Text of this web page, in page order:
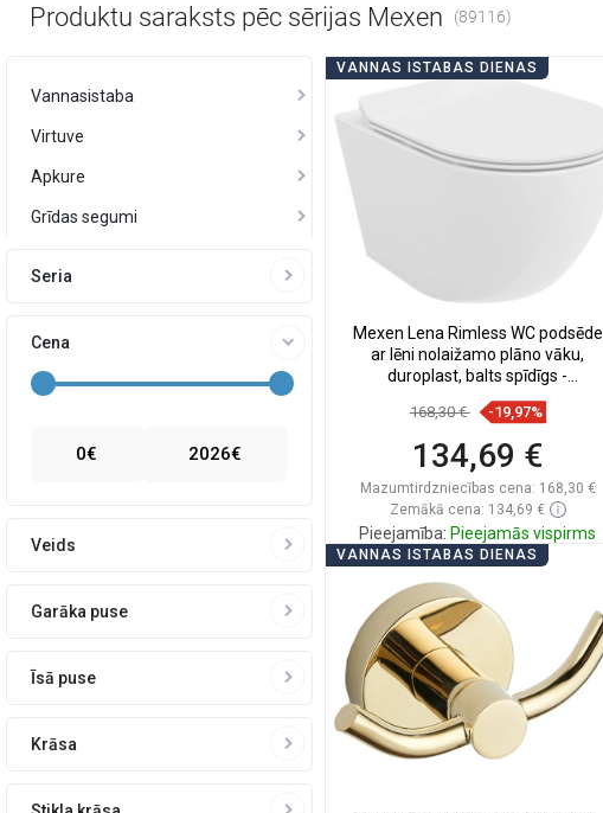
Produktu saraksts pēc sērijas Mexen (89116)
Vannasistaba
Virtuve
Apkure
Grīdas segumi
Seria
Cena
0€ 2026€
Veids
Garāka puse
Īsā puse
Krāsa
VANNAS ISTABAS DIENAS
Mexen Lena Rimless WC podsēde
ar lēni nolaižamo plāno vāku,
duroplast, balts spīdīgs -
30224000
168,30 € -19,97%
134,69 €
Mazumtirdzniecības cena: 168,30 €
Zemākā cena: 134,69 €
Pieejamība: Pieejamās vispirms
Ielikt grozā
favorite_border
Salīdzināt
VANNAS ISTABAS DIENAS